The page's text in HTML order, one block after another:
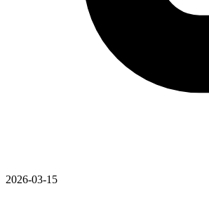
2026-03-15